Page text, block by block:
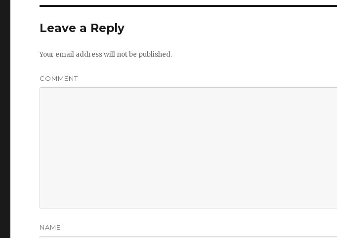
Leave a Reply
Your email address will not be published.
COMMENT
NAME